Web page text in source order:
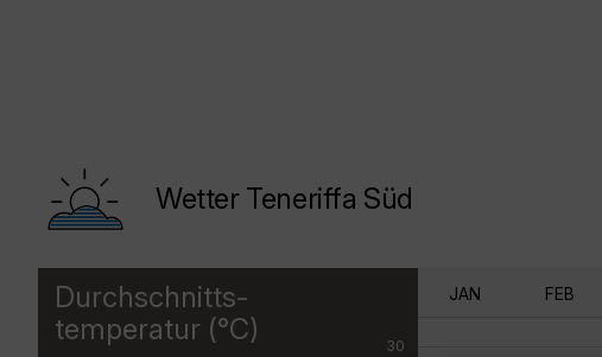
Wetter Teneriffa Süd
Durchschnitts-
temperatur (°C)
30
JAN FEB